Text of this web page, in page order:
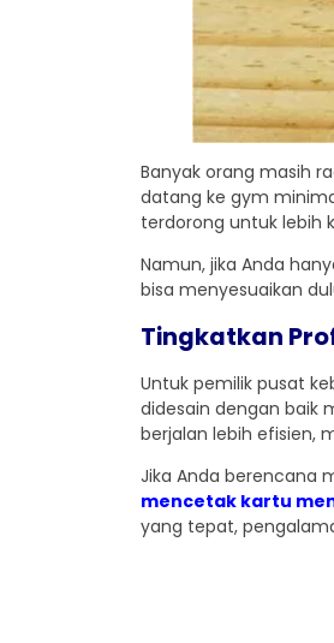
Banyak orang masih
datang ke gym
terdorong untuk lebih
Namun, jika Anda
bisa menyesuaikan
Tingkatkan
Untuk pemilik pusat
didesain dengan baik
berjalan lebih efisien,
Jika Anda berencana
mencetak kartu
yang tepat,